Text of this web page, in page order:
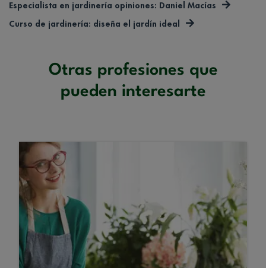
Especialista en jardinería opiniones: Daniel Macías
Curso de jardinería: diseña el jardín ideal
Otras profesiones que
pueden interesarte